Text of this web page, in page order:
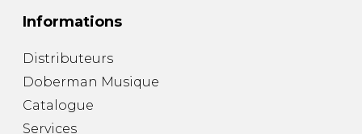
Informations
Distributeurs
Doberman Musique
Catalogue
Services